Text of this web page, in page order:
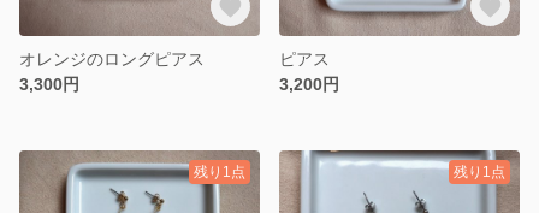
オレンジのロングピアス
3,300円
ピアス
3,200円
残り1点 残り1点